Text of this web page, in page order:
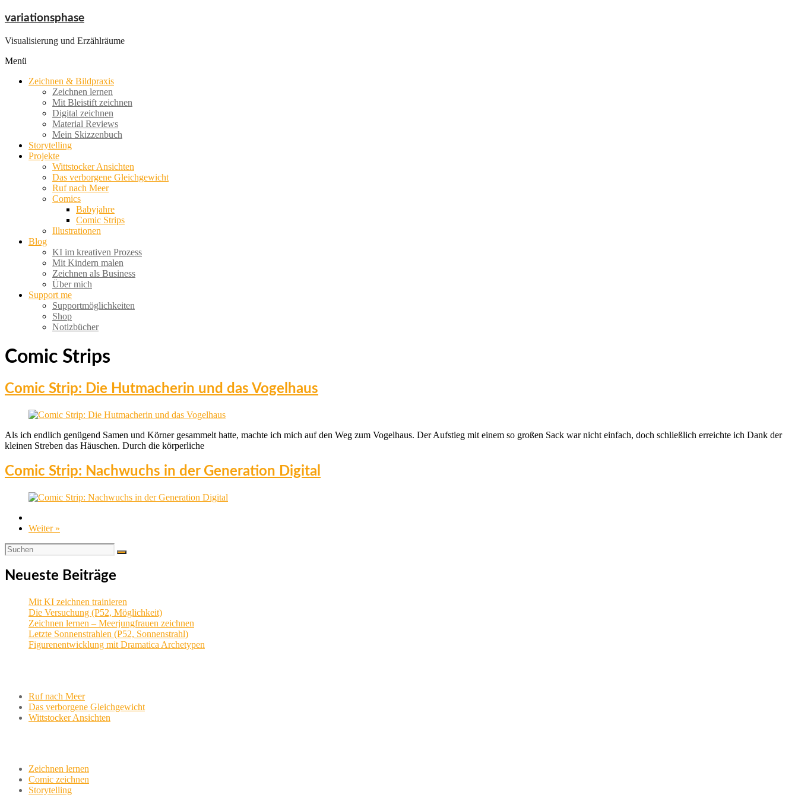
Zum
springen
variationsphase
Visualisierung und Erzählräume
Menü
Zeichnen & Bildpraxis
Zeichnen lernen
Mit Bleistift zeichnen
Digital zeichnen
Material Reviews
Mein Skizzenbuch
Storytelling
Projekte
Wittstocker Ansichten
Das verborgene Gleichgewicht
Ruf nach Meer
Comics
Babyjahre
Comic Strips
Illustrationen
Blog
KI im kreativen Prozess
Mit Kindern malen
Zeichnen als Business
Über mich
Support me
Supportmöglichkeiten
Shop
Notizbücher
Comic Strips
Comic Strip: Die Hutmacherin und das Vogelhaus
Als ich endlich genügend Samen und Körner gesammelt hatte, machte ich mich auf den Weg zum Vogelhaus. Der Aufstieg mit einem so großen Sack war nicht einfach, doch schließlich erreichte ich Dank der
kleinen Streben das Häuschen. Durch die körperliche
Comic Strip: Nachwuchs in der Generation Digital
Weiter »
Neueste Beiträge
Mit KI zeichnen trainieren
Die Versuchung (P52, Möglichkeit)
Zeichnen lernen – Meerjungfrauen zeichnen
Letzte Sonnenstrahlen (P52, Sonnenstrahl)
Figurenentwicklung mit Dramatica Archetypen
Ruf nach Meer
Das verborgene Gleichgewicht
Wittstocker Ansichten
Zeichnen lernen
Comic zeichnen
Storytelling